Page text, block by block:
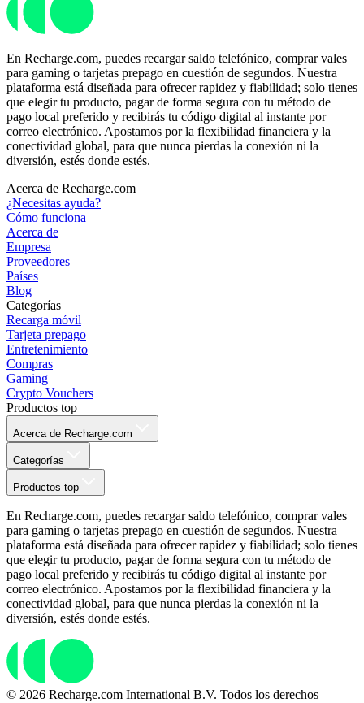
En Recharge.com, puedes recargar saldo telefónico, comprar vales
para gaming o tarjetas prepago en cuestión de segundos. Nuestra
plataforma está diseñada para ofrecer rapidez y fiabilidad; solo tienes
que elegir tu producto, pagar de forma segura con tu método de
pago local preferido y recibirás tu código digital al instante por
correo electrónico. Apostamos por la flexibilidad financiera y la
conectividad global, para que nunca pierdas la conexión ni la
diversión, estés donde estés.
Acerca de Recharge.com
¿Necesitas ayuda?
Cómo funciona
Acerca de
Empresa
Proveedores
Países
Blog
Categorías
Recarga móvil
Tarjeta prepago
Entretenimiento
Compras
Gaming
Crypto Vouchers
Productos top
Acerca de Recharge.com
Categorías
Productos top
En Recharge.com, puedes recargar saldo telefónico, comprar vales
para gaming o tarjetas prepago en cuestión de segundos. Nuestra
plataforma está diseñada para ofrecer rapidez y fiabilidad; solo tienes
que elegir tu producto, pagar de forma segura con tu método de
pago local preferido y recibirás tu código digital al instante por
correo electrónico. Apostamos por la flexibilidad financiera y la
conectividad global, para que nunca pierdas la conexión ni la
diversión, estés donde estés.
© 2026 Recharge.com International B.V. Todos los derechos